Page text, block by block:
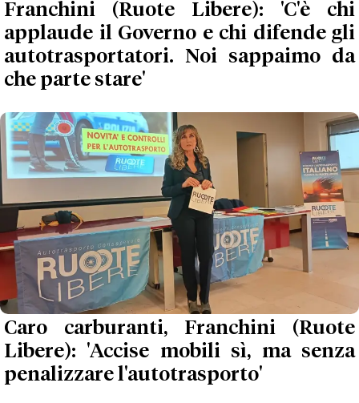
Franchini (Ruote Libere): 'C'è chi
applaude il Governo e chi difende gli
autotrasportatori. Noi sappaimo da
che parte stare'
Caro carburanti, Franchini (Ruote
Libere): 'Accise mobili sì, ma senza
penalizzare l'autotrasporto'